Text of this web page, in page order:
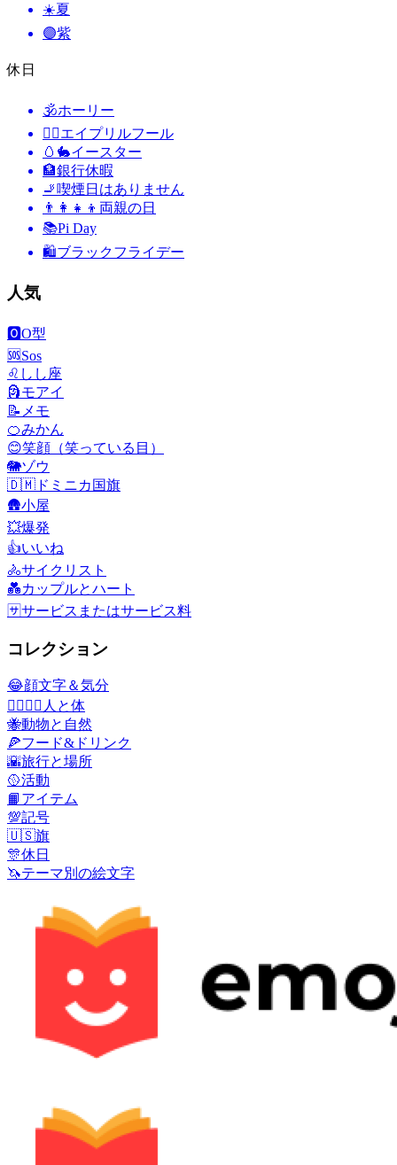
☀️夏
🟣紫
休日
🕉ホーリー
🙆‍♂️エイプリルフール
🥚🐇イースター
🏦銀行休暇
🚬 喫煙日はありません
👨‍👩‍👧‍👦 両親の日
📚Pi Day
🛍ブラックフライデー
人気
🅾️O型
🆘Sos
♌ しし座
🗿モアイ
📝 メモ
🍊みかん
😊笑顔（笑っている目）
🐘ゾウ
🇩🇲 ドミニカ国旗
🛖小屋
💥爆発
👍いいね
🚴サイクリスト
💑カップルとハート
🈂️サービスまたはサービス料
コレクション
😂顔文字＆気分
👩‍❤️‍💋‍👨 人と体
🐝動物と自然
🍕フード&ドリンク
🌇旅行と場所
🥎活動
📙 アイテム
💯記号
🇺🇸旗
🎊休日
🦄テーマ別の絵文字